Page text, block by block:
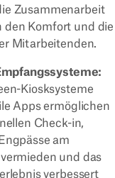
Zusammenarbeit
den Komfort und die
Mitarbeitenden.
Kiosksysteme
Apps ermöglichen
Check-in,
am
und das
verbessert